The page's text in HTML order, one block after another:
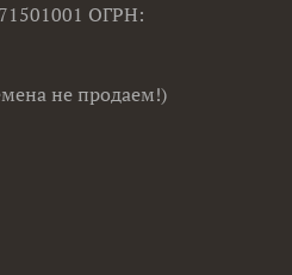
ОГРН:
не продаем!)